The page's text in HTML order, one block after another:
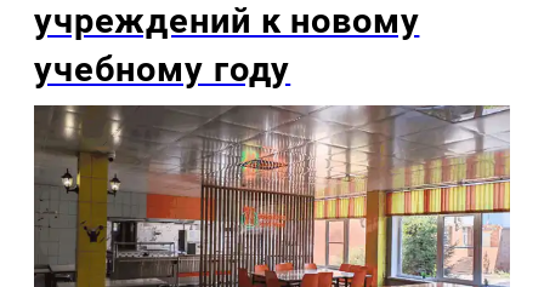
учреждений к новому
учебному году